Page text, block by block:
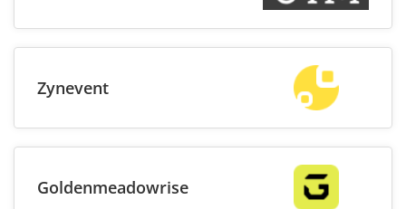
Zynevent
Goldenmeadowrise